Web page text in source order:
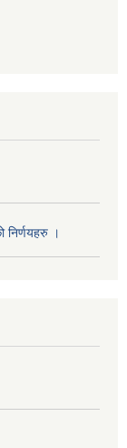
निर्णयहरु ।